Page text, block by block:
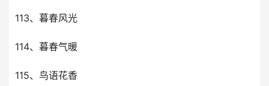
113、暮春风光
114、暮春气暖
115、鸟语花香